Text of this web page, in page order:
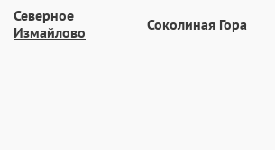
Северное
Измайлово
Соколиная Гора